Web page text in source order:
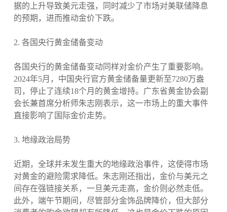
据的上升导致美元走强，同时减少了市场对美联储降息
的预期，进而推动金价下跌。
2. 各国央行黄金储备变动
各国央行的黄金储备变动同样对金价产生了重要影响。
2024年5月，中国央行官方黄金储备量更新至7280万盎
司，停止了连续18个月的黄金增持。广东省黄金协会副
会长兼首席分析师朱志刚表示，这一市场上的重大事件
直接影响了国际金价走势。
3. 地缘政治局势
近期，全球并未发生重大的地缘政治事件，这使得市场
对黄金的避险需求降低。朱志刚还指出，金价与美元之
间存在强链接关系，一旦美元走高，金价则必然走低。
此外，端午节期间，尽管部分金饰品牌降价，但大部分